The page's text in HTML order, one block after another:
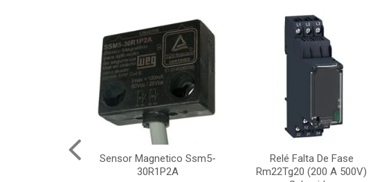
Sensor Magnetico Ssm5-
30R1P2A
Relé Falta De Fase
Rm22Tg20 (200 A 500V)